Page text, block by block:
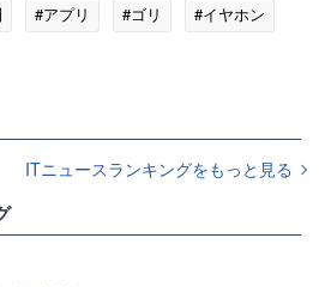
#アプリ #ゴリ
#イヤホン
ITニュースランキングをもっと見る